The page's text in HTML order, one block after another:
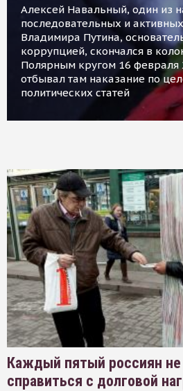
Алексей Навальный, один из
последовательных и
Владимира Путина,
коррупцией, скончался в
Полярным кругом 16 февраля
отбывал там наказание по
политических статей
Каждый пятый россиян
справиться с долговой